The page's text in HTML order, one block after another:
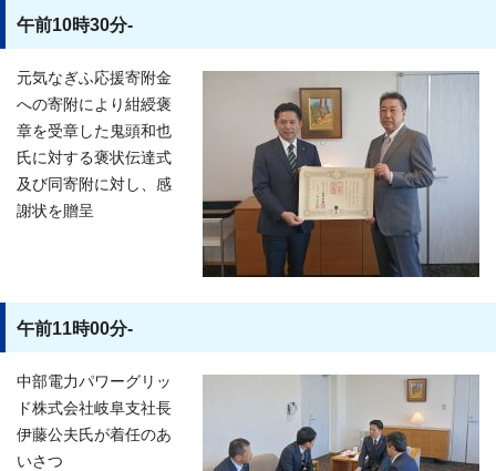
午前10時30分-
元気なぎふ応援寄附金
への寄附により紺綬褒
章を受章した鬼頭和也
氏に対する褒状伝達式
及び同寄附に対し、感
謝状を贈呈
午前11時00分-
中部電力パワーグリッ
ド株式会社岐阜支社長
伊藤公夫氏が着任のあ
いさつ